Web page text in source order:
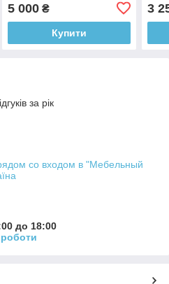
5 000₴
Купити
шт.
3
за рік
со входом в "Мебельный
до 18:00